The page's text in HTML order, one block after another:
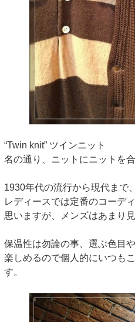
“Twin knit” ツインニット
名の通り、ニットにニットを
1930年代の流行から現代まで、
レディースでは定番のコーデ
思いますが、メンズはあまり
保温性は勿論の事、選ぶ色目
楽しめるので個人的にいつも
す。